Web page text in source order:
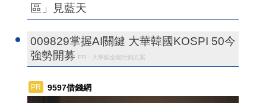
區」見藍天
009829掌握AI關鍵 大華韓國KOSPI 50今
強勢開募
PR・大華銀全能行銷方案
PR 9597借錢網